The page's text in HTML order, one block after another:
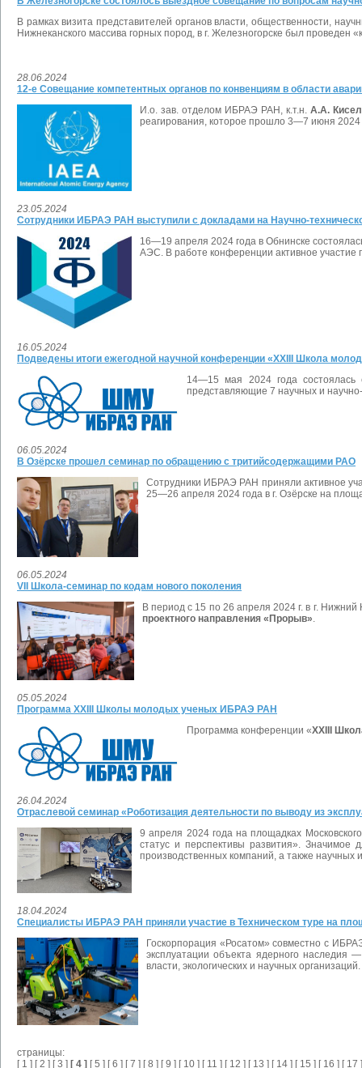
В рамках визита представителей органов власти, общественности,
Нижнеканского массива горных пород, в г. Железногорске был
28.06.2024
12-е Совещание компетентных органов по конвенциям в области
И.о. зав. отделом ИБРАЭ РАН, к.т.н.А.А.
реагирования, которое прошло 3—7 июня
23.05.2024
Сотрудники ИБРАЭ РАН выступили с докладами на Научно-
16—19 апреля 2024 года в Обнинске
АЭС. В работе конференции активное
16.05.2024
Подведены итоги ежегодной научной конференции «XXIII Школа
14—15 мая 2024 года
представляющие 7 научных и
06.05.2024
В Озёрске прошел семинар по обращению с тритийсодержащими РАО
Сотрудники ИБРАЭ РАН приняли активное
25—26 апреля 2024 года в г. Озёрске на
06.05.2024
VII Школа-семинар по кодам нового поколения
В период с 15 по 26 апреля 2024 г. в г.
проектного направления «Прорыв».
05.05.2024
Программа XXIII Школы молодых ученых ИБРАЭ РАН
Программа конференции «XXIII
26.04.2024
Отраслевой семинар «Роботизация деятельности по выводу из
9 апреля 2024 года на площадках
статус и перспективы развития». Значимое
производственных компаний, а также научных
18.04.2024
Специалисты ИБРАЭ РАН приняли участие в Техническом туре на
Госкорпорация «Росатом» совместно с
эксплуатации объекта ядерного наследия
власти, экологических и научных организаций.
страницы:
[ 1 ] [2 ] [3 ] [ 4 ] [5 ] [6 ] [7 ] [8 ] [9 ] [ 10 ] [ 11 ] [ 12 ] [ 13 ] [ 14 ] [ 15 ] [ 16 ] [ 17